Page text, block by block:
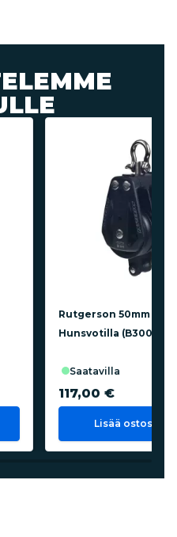
Rutgerson 50mm
Hunsvotilla
saatavilla
117,00 €
Lisää